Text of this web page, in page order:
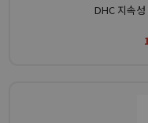
DHC 지속